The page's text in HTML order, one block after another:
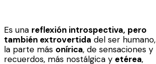
Es una reflexión introspectiva, pero
también extrovertida del ser humano,
la parte más onírica, de sensaciones y
recuerdos, más nostálgica y etérea,